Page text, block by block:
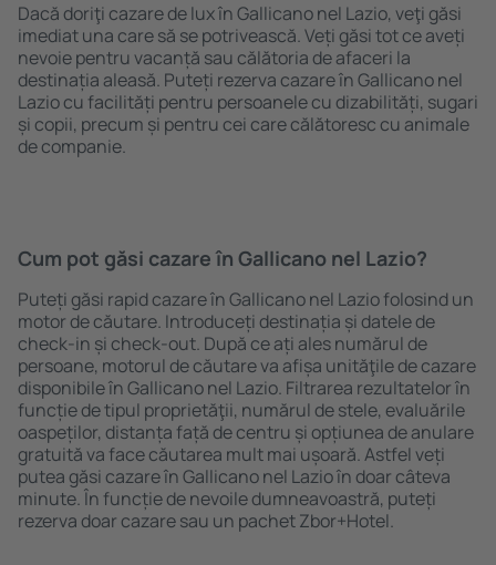
Dacă doriţi cazare de lux în Gallicano nel Lazio, veţi găsi
imediat una care să se potrivească. Veți găsi tot ce aveți
nevoie pentru vacanță sau călătoria de afaceri la
destinația aleasă. Puteți rezerva cazare în Gallicano nel
Lazio cu facilități pentru persoanele cu dizabilități, sugari
și copii, precum și pentru cei care călătoresc cu animale
de companie.
Cum pot găsi cazare în Gallicano nel Lazio?
Puteți găsi rapid cazare în Gallicano nel Lazio folosind un
motor de căutare. Introduceți destinația și datele de
check-in și check-out. După ce ați ales numărul de
persoane, motorul de căutare va afișa unităţile de cazare
disponibile în Gallicano nel Lazio. Filtrarea rezultatelor în
funcție de tipul proprietăţii, numărul de stele, evaluările
oaspeților, distanța față de centru și opțiunea de anulare
gratuită va face căutarea mult mai ușoară. Astfel veți
putea găsi cazare în Gallicano nel Lazio în doar câteva
minute. În funcție de nevoile dumneavoastră, puteți
rezerva doar cazare sau un pachet Zbor+Hotel.